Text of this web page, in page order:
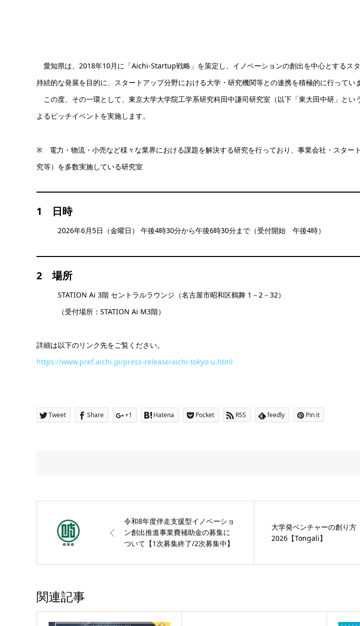
愛知県は、2018年10月に「Aichi-Startup戦略」を策定し、イノベーションの創出を中心とするスタ
持続的な発展を目的に、スタートアップ分野における大学・研究機関等との連携を積極的に行っていま
この度、その一環として、東京大学大学院工学系研究科田中謙司研究室（以下「東大田中研」と
よるピッチイベントを実施します。
※ 電力・物流・小売など様々な業界における課題を解決する研究を行っており、事業会社・スター
究等）を多数実施している研究室
1 日時
2026年6月5日（金曜日） 午後4時30分から午後6時30分まで（受付開始 午後4時）
2 場所
STATION Ai 3階 セントラルラウンジ（名古屋市昭和区鶴舞 1－2－32）
（受付場所：STATION Ai M3階）
詳細は以下のリンク先をご覧ください。
https://www.pref.aichi.jp/press-release/aichi-tokyo-u.html
Tweet Share +1 Hatena Pocket RSS feedly Pin it
令和8年度伴走支援型イノベーショ
ン創出推進事業費補助金の募集に
ついて【1次募集終了/2次募集中】
大学発ベンチャーの創り方
2026【Tongali】
関連記事